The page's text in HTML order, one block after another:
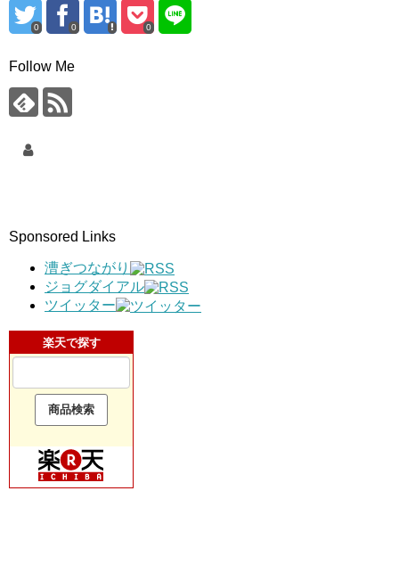
0 0 0
Follow Me
Sponsored Links
漕ぎつながり
ジョグダイアル
ツイッター
楽天で探す